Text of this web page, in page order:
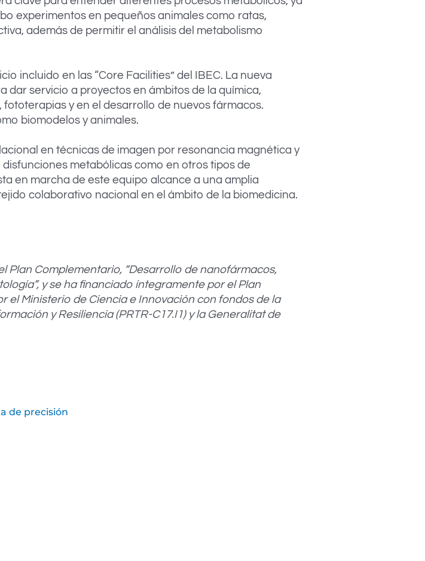
experimentos en pequeños animales como ratas,
además de permitir el análisis del metabolismo
incluido en las “Core Facilities” del IBEC. La nueva
dar servicio a proyectos en ámbitos de la química,
y en el desarrollo de nuevos fármacos.
biomodelos y animales.
en técnicas de imagen por resonancia magnética y
metabólicas como en otros tipos de
en marcha de este equipo alcance a una amplia
colaborativo nacional en el ámbito de la biomedicina.
Plan Complementario, “Desarrollo de nanofármacos,
y se ha financiado íntegramente por el Plan
Ministerio de Ciencia e Innovación con fondos de la
y Resiliencia (PRTR-C17.I1) y la Generalitat de
de precisión